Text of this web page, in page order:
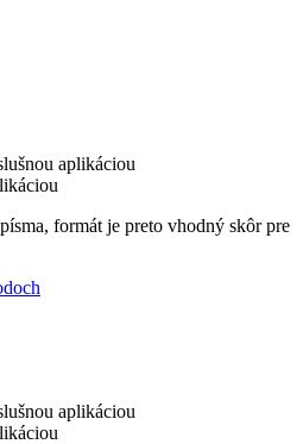
aplikáciou
formát je preto vhodný skôr pre
aplikáciou